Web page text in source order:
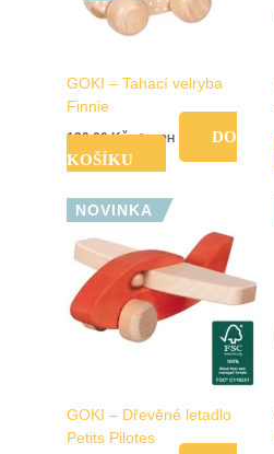
GOKI – Tahací velryba
Finnie
139,00Kč vč. DPH
DO
KOŠÍKU
NOVINKA
GOKI – Dřevěné letadlo
Petits Pilotes